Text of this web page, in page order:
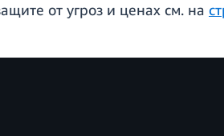
от угроз и ценах см. на